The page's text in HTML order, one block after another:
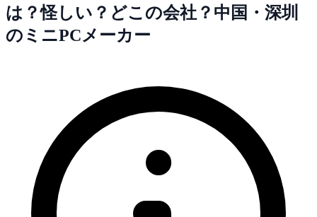
は？怪しい？どこの会社？中国・深圳
のミニPCメーカー